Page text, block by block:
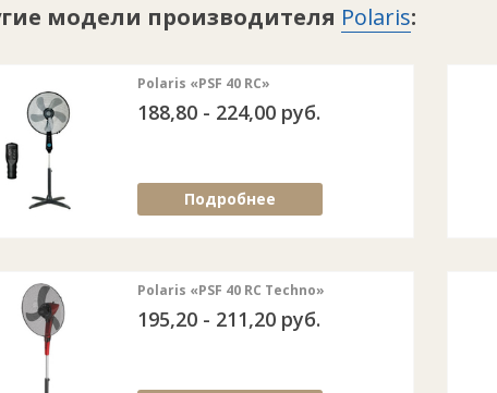
модели производителя Polaris:
Polaris «PSF 40 RC»
188,80 - 224,00 руб.
Подробнее
Polaris «PSF 40 RC Techno»
195,20 - 211,20 руб.